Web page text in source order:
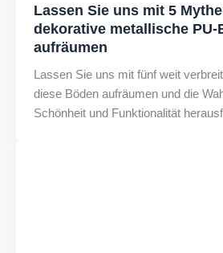
Lassen Sie uns mit 5
dekorative metallische PU-
aufräumen
Lassen Sie uns mit fünf weit
diese Böden aufräumen und die
Schönheit und Funktionalität